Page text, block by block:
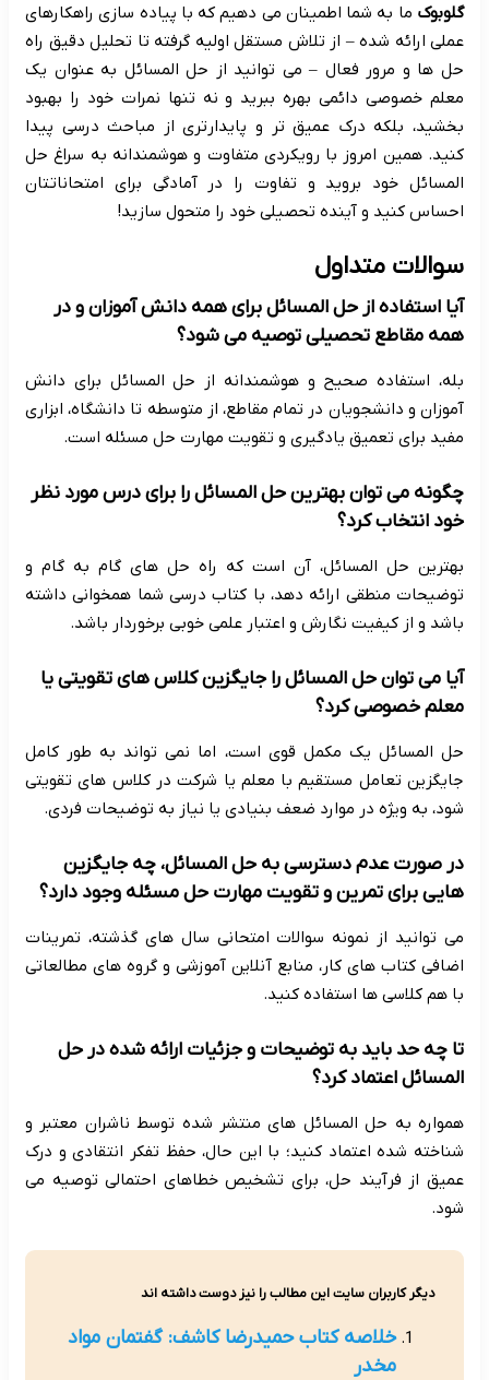
گلوبوک ما به شما اطمینان می دهیم که با پیاده سازی راهکارهای
عملی ارائه شده – از تلاش مستقل اولیه گرفته تا تحلیل دقیق راه
حل ها و مرور فعال – می توانید از حل المسائل به عنوان یک
معلم خصوصی دائمی بهره ببرید و نه تنها نمرات خود را بهبود
بخشید، بلکه درک عمیق تر و پایدارتری از مباحث درسی پیدا
کنید. همین امروز با رویکردی متفاوت و هوشمندانه به سراغ حل
المسائل خود بروید و تفاوت را در آمادگی برای امتحاناتتان
احساس کنید و آینده تحصیلی خود را متحول سازید!
سوالات متداول
آیا استفاده از حل المسائل برای همه دانش آموزان و در
همه مقاطع تحصیلی توصیه می شود؟
بله، استفاده صحیح و هوشمندانه از حل المسائل برای دانش
آموزان و دانشجویان در تمام مقاطع، از متوسطه تا دانشگاه، ابزاری
مفید برای تعمیق یادگیری و تقویت مهارت حل مسئله است.
چگونه می توان بهترین حل المسائل را برای درس مورد نظر
خود انتخاب کرد؟
بهترین حل المسائل، آن است که راه حل های گام به گام و
توضیحات منطقی ارائه دهد، با کتاب درسی شما همخوانی داشته
باشد و از کیفیت نگارش و اعتبار علمی خوبی برخوردار باشد.
آیا می توان حل المسائل را جایگزین کلاس های تقویتی یا
معلم خصوصی کرد؟
حل المسائل یک مکمل قوی است، اما نمی تواند به طور کامل
جایگزین تعامل مستقیم با معلم یا شرکت در کلاس های تقویتی
شود، به ویژه در موارد ضعف بنیادی یا نیاز به توضیحات فردی.
در صورت عدم دسترسی به حل المسائل، چه جایگزین
هایی برای تمرین و تقویت مهارت حل مسئله وجود دارد؟
می توانید از نمونه سوالات امتحانی سال های گذشته، تمرینات
اضافی کتاب های کار، منابع آنلاین آموزشی و گروه های مطالعاتی
با هم کلاسی ها استفاده کنید.
تا چه حد باید به توضیحات و جزئیات ارائه شده در حل
المسائل اعتماد کرد؟
همواره به حل المسائل های منتشر شده توسط ناشران معتبر و
شناخته شده اعتماد کنید؛ با این حال، حفظ تفکر انتقادی و درک
عمیق از فرآیند حل، برای تشخیص خطاهای احتمالی توصیه می
شود.
دیگر کاربران سایت این مطالب را نیز دوست داشته اند
خلاصه کتاب حمیدرضا کاشف: گفتمان مواد
مخدر